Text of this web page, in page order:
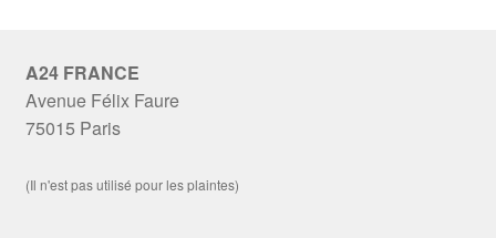
A24 FRANCE
Avenue Félix Faure
75015 Paris
(Il n'est pas utilisé pour les plaintes)